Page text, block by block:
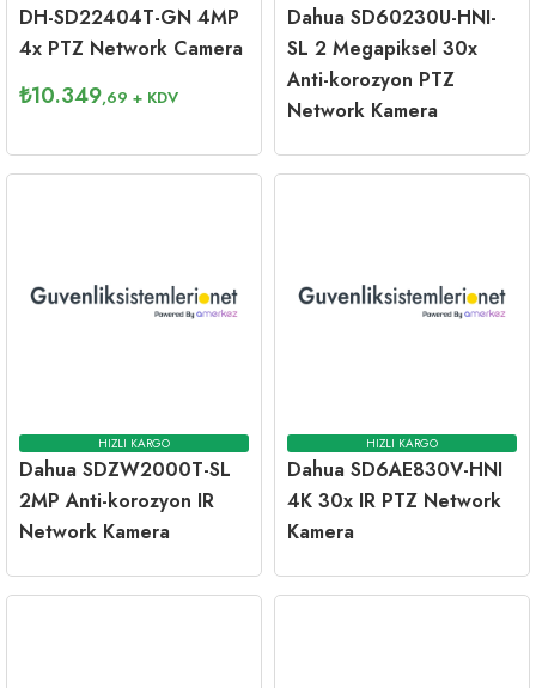
DH-SD22404T-GN 4MP
4x PTZ Network Camera
₺10.349,69 + KDV
Dahua SD60230U-HNI-
SL 2 Megapiksel 30x
Anti-korozyon PTZ
Network Kamera
HIZLI KARGO
Dahua SDZW2000T-SL
2MP Anti-korozyon IR
Network Kamera
HIZLI KARGO
Dahua SD6AE830V-HNI
4K 30x IR PTZ Network
Kamera